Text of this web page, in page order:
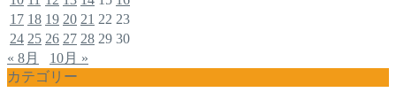
17 18 19 20 21 22 23
24 25 26 27 28 29 30
« 8月
10月 »
カテゴリー